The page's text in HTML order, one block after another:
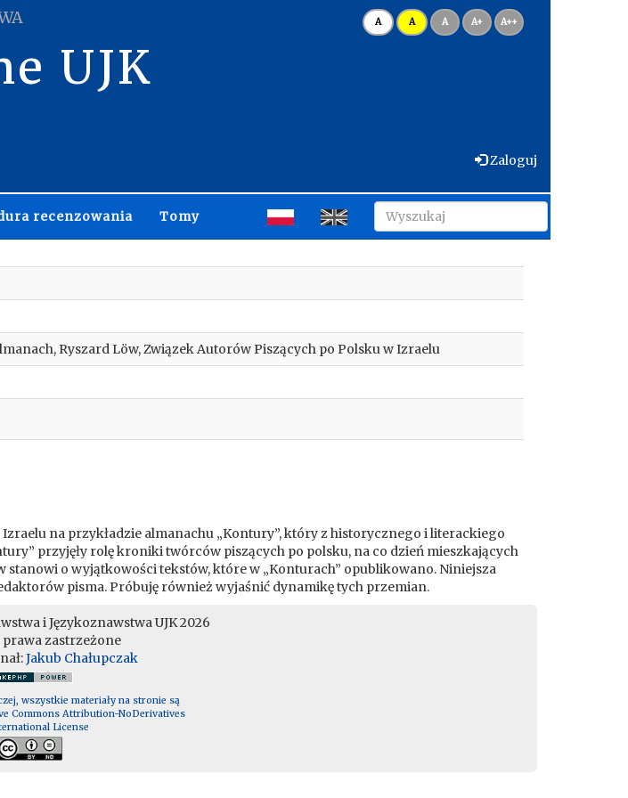
UJK
A A A A+ A++
Zaloguj
recenzowania Tomy
Ryszard Löw, Związek Autorów Piszących po Polsku w Izraelu
na przykładzie almanachu „Kontury”, który z historycznego i literackiego
przyjęły rolę kroniki twórców piszących po polsku, na co dzień mieszkających
o wyjątkowości tekstów, które w „Konturach” opublikowano. Niniejsza
pisma. Próbuję również wyjaśnić dynamikę tych przemian.
i Językoznawstwa UJK 2026
prawa zastrzeżone
Jakub Chałupczak
wszystkie materiały na stronie są
Commons Attribution-NoDerivatives
License